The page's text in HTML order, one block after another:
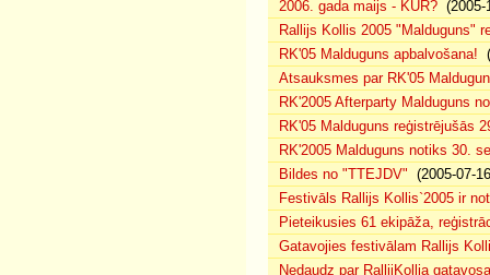
2006. gada maijs - KUR? (2005-
Rallijs Kollis 2005 "Malduguns"
RK'05 Malduguns apbalvošana!
Atsauksmes par RK'05
RK'2005 Afterparty Malduguns
RK'05 Malduguns reģistrējušās
RK'2005 Malduguns notiks 30.
Bildes no "TTEJDV" (2005-07-
Festivāls Rallijs Kollis`2005 ir
Pieteikusies 61 ekipāža,
Gatavojies festivālam Rallijs
Nedaudz par RallijKollja